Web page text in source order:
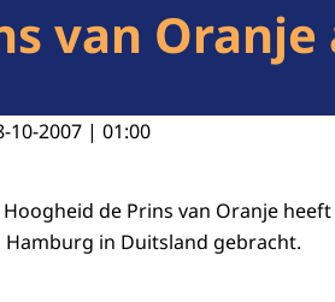
van
10-2007 | 01:00
de Prins van Oranje
in Duitsland gebracht.